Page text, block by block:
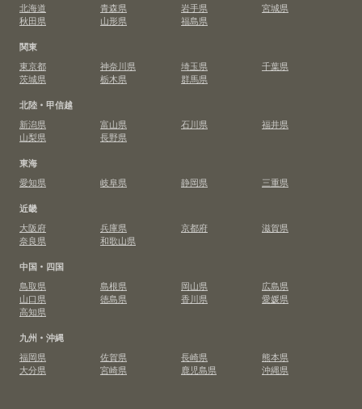
北海道
青森県 岩手県
宮城県
秋田県
山形県
福島県
関東
東京都
神奈川県 埼玉県
千葉県
茨城県
栃木県
群馬県
北陸・甲信越
新潟県
富山県 石川県
福井県
山梨県
長野県
東海
愛知県
岐阜県 静岡県
三重県
近畿
大阪府
兵庫県 京都府
滋賀県
奈良県
和歌山県
中国・四国
鳥取県
島根県 岡山県
広島県
山口県
徳島県 香川県
愛媛県
高知県
九州・沖縄
福岡県
佐賀県 長崎県
熊本県
大分県
宮崎県 鹿児島県 沖縄県